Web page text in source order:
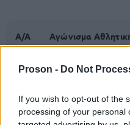
Proson - Do Not
If you wish to opt-out of the
processing of your personal
A/A Αγώνισμα
1 Δρόμος 100 μ.
3 Άλμα σε ύψος με